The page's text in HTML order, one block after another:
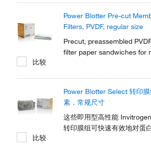
Power Blotter Pre-cut
Filters, PVDF, regular size
Precut, preassembled
filter paper sandwiches for
比较
Power Blotter Select 转印
素，常规尺寸
这些即用型高性能
转印膜组可快速有效地对蛋
比较